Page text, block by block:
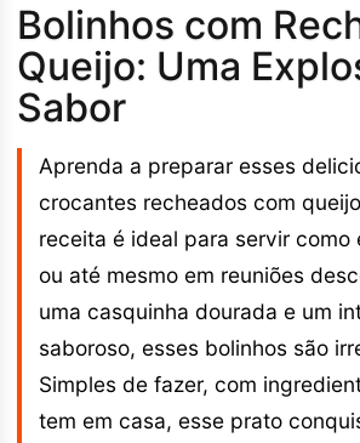
Bolinhos com
Queijo: Uma
Sabor
Aprenda a preparar esses
crocantes recheados com
receita é ideal para servir como
ou até mesmo em reuniões
uma casquinha dourada e um
saboroso, esses bolinhos são
Simples de fazer, com
tem em casa, esse prato